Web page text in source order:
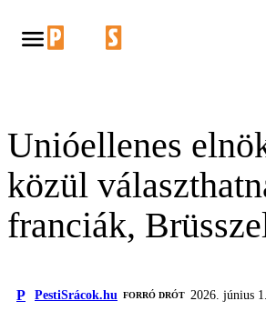
Unióellenes
közül
franciák,
P PestiSrácok.hu FORRÓ DRÓT 2026. június